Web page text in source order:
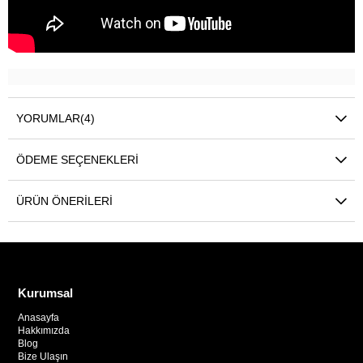
YORUMLAR(4)
ÖDEME SEÇENEKLERI
ÜRÜN ÖNERILERI
Kurumsal
Anasayfa
Hakkımızda
Blog
Bize Ulaşın